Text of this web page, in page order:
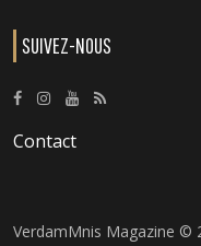
SUIVEZ-NOUS
Contact
VerdamMnis Magazine ©